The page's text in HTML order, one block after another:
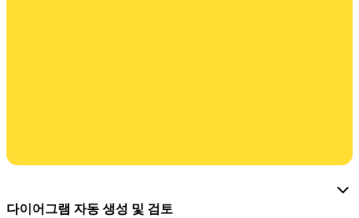
기술 설계 및 문서화
다이어그램 자동 생성 및 검토